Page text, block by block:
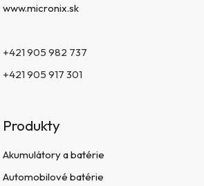
www.micronix.sk
+421 905 982 737
+421 905 917 301
Produkty
Akumulátory a batérie
Automobilové batérie